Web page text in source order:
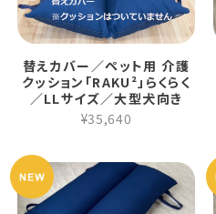
替えカバー／ペット用 介護
クッション「RAKU²」らくらく
／LLサイズ／大型犬向き
¥35,640